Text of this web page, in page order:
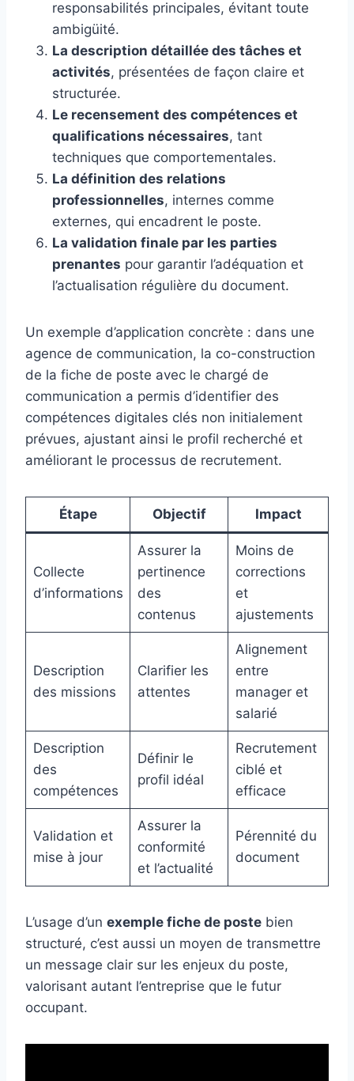
responsabilités principales, évitant toute
ambigüité.
La description détaillée des tâches et
activités, présentées de façon claire et
structurée.
Le recensement des compétences et
qualifications nécessaires, tant
techniques que comportementales.
La définition des relations
professionnelles, internes comme
externes, qui encadrent le poste.
La validation finale par les parties
prenantes pour garantir l’adéquation et
l’actualisation régulière du document.
Un exemple d’application concrète : dans une
agence de communication, la co-construction
de la fiche de poste avec le chargé de
communication a permis d’identifier des
compétences digitales clés non initialement
prévues, ajustant ainsi le profil recherché et
améliorant le processus de recrutement.
Étape Objectif Impact
Collecte
d’informations
Assurer la
pertinence
des
contenus
Moins de
corrections
et
ajustements
Description
des missions
Clarifier les
attentes
Alignement
entre
manager et
salarié
Description
des
compétences
Définir le
profil idéal
Recrutement
ciblé et
efficace
Validation et
mise à jour
Assurer la
conformité
et l’actualité
Pérennité du
document
L’usage d’un exemple fiche de poste bien
structuré, c’est aussi un moyen de transmettre
un message clair sur les enjeux du poste,
valorisant autant l’entreprise que le futur
occupant.